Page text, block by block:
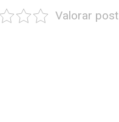
Valorar post